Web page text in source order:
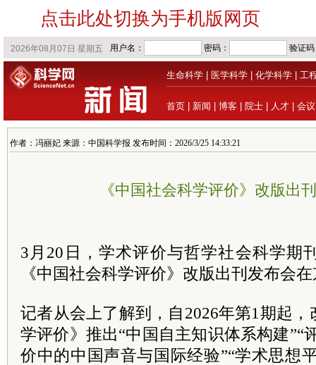
点击此处切换为手机版网页
生命科学 医学科学 化学科学 工
首页 新闻 博客 院士 人才 会议
作者：冯丽妃 来源：中国科学报 发布时间：2026/3/25 14:33:21
《中国社会科学评价》改版出
3月20日，学术评价与哲学社会科学期
《中国社会科学评价》改版出刊发布会
记者从会上了解到，自2026年第1期起
学评价》推出“中国自主知识体系构建”“
价中的中国声音与国际经验”“学术思想